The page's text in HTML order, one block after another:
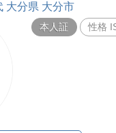
大分県 大分市
本人証 性格